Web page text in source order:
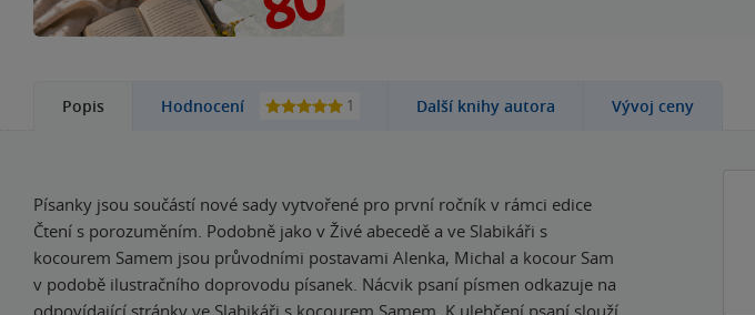
Popis Hodnocení 1 Další knihy autora Vývoj ceny
Písanky jsou součástí nové sady vytvořené pro první ročník v rámci edice
Čtení s porozuměním. Podobně jako v Živé abecedě a ve Slabikáři s
kocourem Samem jsou průvodními postavami Alenka, Michal a kocour Sam
v podobě ilustračního doprovodu písanek. Nácvik psaní písmen odkazuje na
odpovídající stránky ve Slabikáři s kocourem Samem. K ulehčení psaní slouží